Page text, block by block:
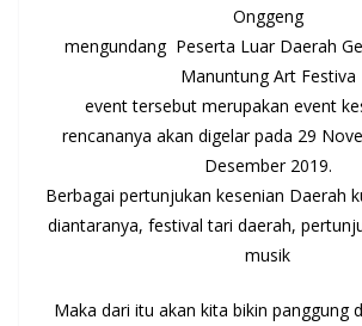
Onggeng
mengundang Peserta Luar Daerah
Manuntung Art Festiva
event tersebut merupakan event
rencananya akan digelar pada 29
Desember 2019.
Berbagai pertunjukan kesenian Daerah
diantaranya, festival tari daerah,
musik
Maka dari itu akan kita bikin panggung